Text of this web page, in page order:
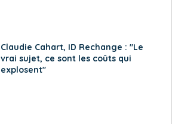
Claudie Cahart, ID Rechange : "Le
vrai sujet, ce sont les coûts qui
explosent"